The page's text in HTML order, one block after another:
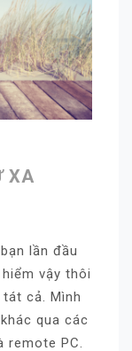
XA
lần đầu
vậy thôi
cả. Mình
qua các
remote PC.